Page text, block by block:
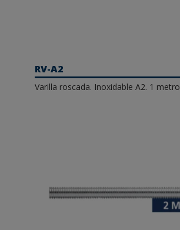
RV-A2
Varilla roscada. Inoxidable A2. 1 metro